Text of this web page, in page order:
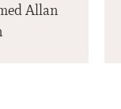
Allan